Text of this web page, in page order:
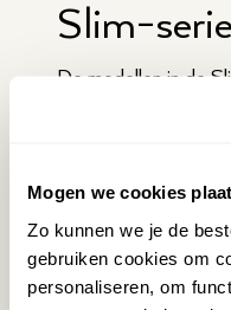
Mogen we cookies
Zo kunnen we je de
gebruiken cookies om
personaliseren, om
Slim-serie
De modellen in de
stijlvolle piano zoekt
Dankzij de strakke
deze modellen
zonder in te leveren
expressiviteit. Een